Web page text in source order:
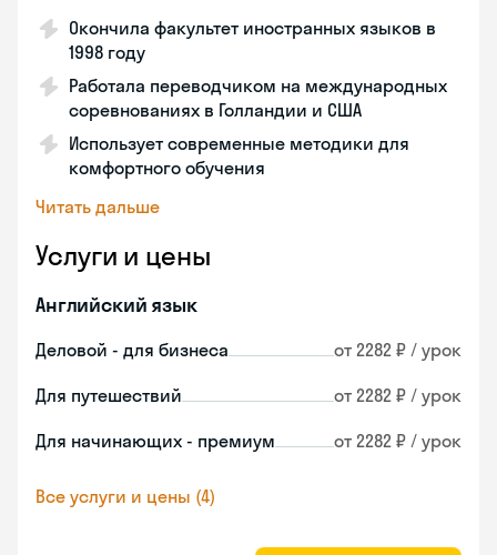
Окончила факультет иностранных языков в
1998 году
Работала переводчиком на международных
соревнованиях в Голландии и США
Использует современные методики для
комфортного обучения
Читать дальше
Услуги и цены
Английский язык
Деловой - для бизнеса от 2282 ₽ / урок
Для путешествий от 2282 ₽ / урок
Для начинающих - премиум от 2282 ₽ / урок
Все услуги и цены (4)